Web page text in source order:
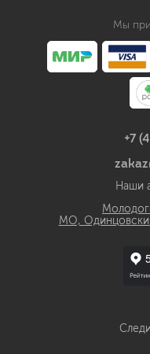
Мы
+7
Наши
МО,